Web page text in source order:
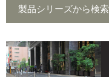
製品シリーズから検索